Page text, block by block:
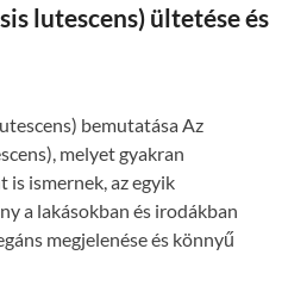
lutescens) ültetése és
bemutatása Az
melyet gyakran
is ismernek, az egyik
a lakásokban és irodákban
megjelenése és könnyű